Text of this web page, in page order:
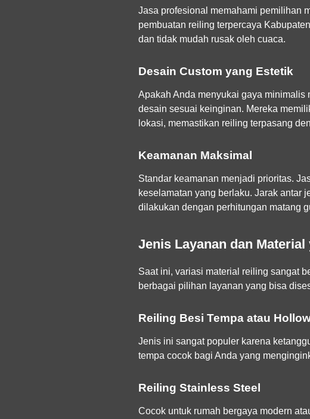
Jasa profesional memahami pemilihan
pembuatan reiling terpercaya
dan tidak mudah rusak oleh cuaca.
Desain Custom yang Estetik
Apakah Anda menyukai gaya
desain sesuai keinginan. Mereka
lokasi, memastikan reiling terpasang
Keamanan Maksimal
Standar keamanan menjadi prioritas.
keselamatan yang berlaku. Jarak antar
dilakukan dengan perhitungan matang
Jenis Layanan dan Material
Saat ini, variasi material reiling sangat
berbagai pilihan layanan yang bisa
Reiling Besi Tempa atau
Jenis ini sangat populer karena
tempa cocok bagi Anda yang
Reiling Stainless Steel
Cocok untuk rumah bergaya modern